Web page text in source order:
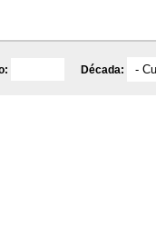
Década: